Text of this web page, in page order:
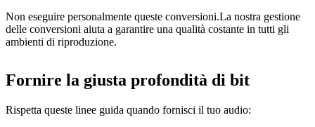
Non eseguire personalmente queste conversioni.La nostra gestione
delle conversioni aiuta a garantire una qualità costante in tutti gli
ambienti di riproduzione.
Fornire la giusta profondità di bit
Rispetta queste linee guida quando fornisci il tuo audio: